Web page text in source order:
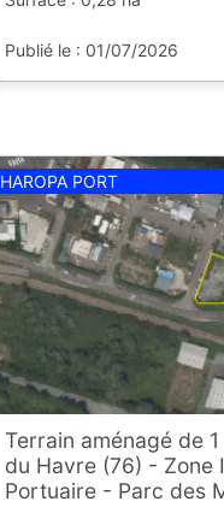
Publié le : 01/07/2026
HAROPA PORT
Terrain aménagé de
du Havre (76) - Zone
Portuaire - Parc des